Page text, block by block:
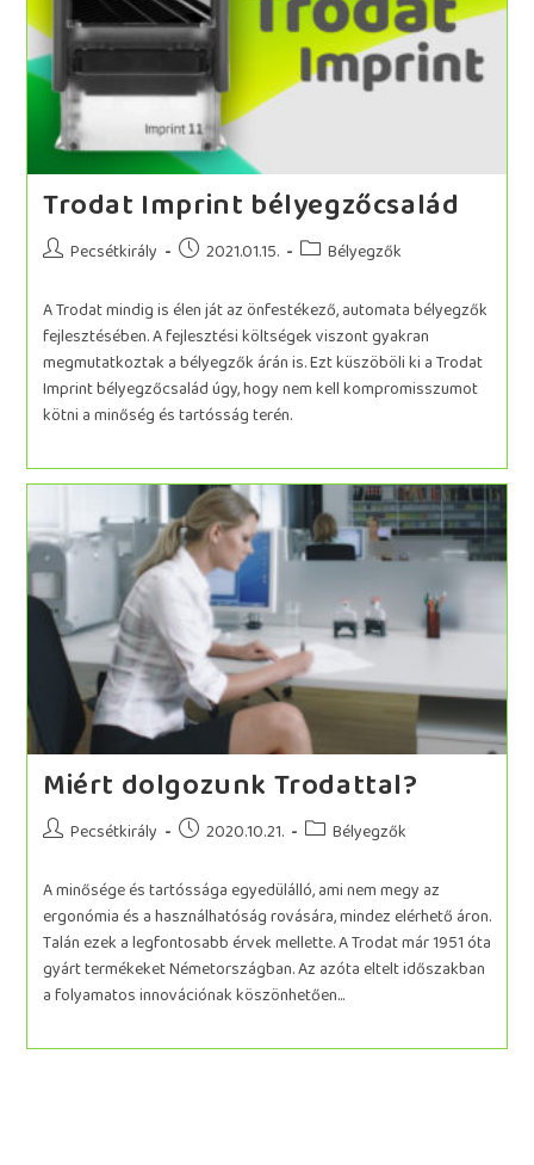
Trodat Imprint bélyegzőcsalád
Pecsétkirály 2021.01.15. Bélyegzők
A Trodat mindig is élen ját az önfestékező, automata bélyegzők
fejlesztésében. A fejlesztési költségek viszont gyakran
megmutatkoztak a bélyegzők árán is. Ezt küszöböli ki a Trodat
Imprint bélyegzőcsalád úgy, hogy nem kell kompromisszumot
kötni a minőség és tartósság terén.
Miért dolgozunk Trodattal?
Pecsétkirály 2020.10.21. Bélyegzők
A minősége és tartóssága egyedülálló, ami nem megy az
ergonómia és a használhatóság rovására, mindez elérhető áron.
Talán ezek a legfontosabb érvek mellette. A Trodat már 1951 óta
gyárt termékeket Németországban. Az azóta eltelt időszakban
a folyamatos innovációnak köszönhetően...